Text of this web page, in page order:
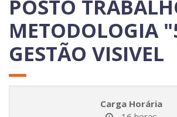
POSTO
METODOLOGIA
GESTÃO VISIVEL
Carga Horária